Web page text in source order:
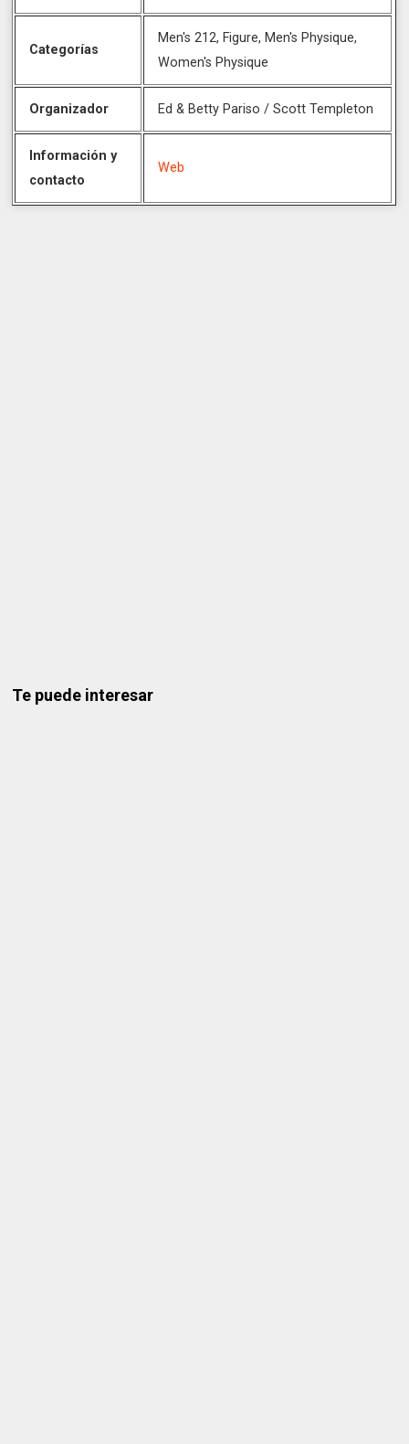
Categorías
Men's 212, Figure, Men's Physique,
Women's Physique
Organizador Ed & Betty Pariso / Scott Templeton
Información y
contacto
Web
Te puede interesar